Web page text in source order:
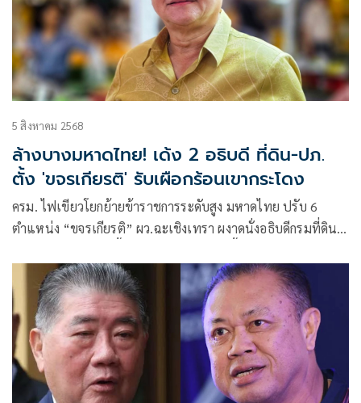
5 สิงหาคม 2568
ล้างบางมหาดไทย! เด้ง 2 อธิบดี ที่ดิน-ปภ.
ตั้ง 'ขจรเกียรติ' รับเผือกร้อนเขากระโดง
ครม. ไฟเขียวโยกย้ายข้าราชการระดับสูง มหาดไทย ปรับ 6
ตำแหน่ง “ขจรเกียรติ” ผว.ฉะเชิงเทรา ผงาดนั่งอธิบดีกรมที่ดิน
“ภาสกร”